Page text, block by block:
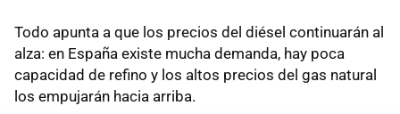
Todo apunta a que los precios del diésel continuarán al
alza: en España existe mucha demanda, hay poca
capacidad de refino y los altos precios del gas natural
los empujarán hacia arriba.